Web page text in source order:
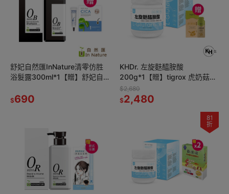
舒妃自然匯InNature清零仿胜
浴髮露300ml*1【贈】舒妃自
16mlx3*1
$690
KHDr. 左旋麩醯胺酸
200g*1【贈】tigrox 虎奶菇養
氣飲20mlx12包*1
$2,680
$2,480
81
折